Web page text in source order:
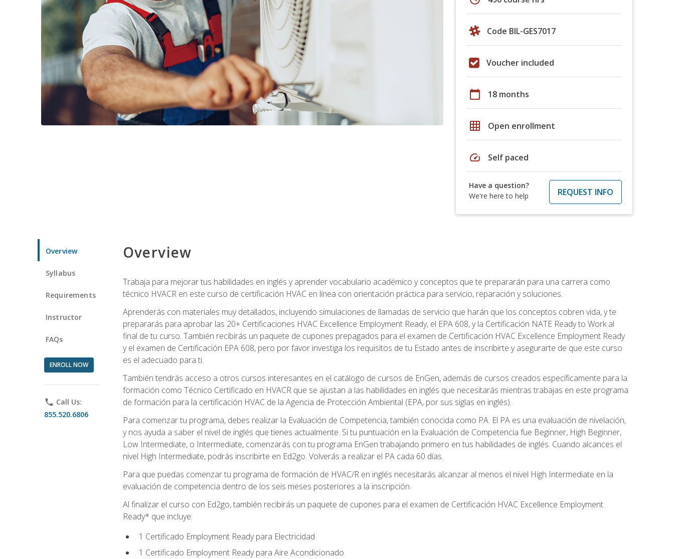
Code BIL-GES7017
Voucher included
calendar_today 18 months
grid_on Open enrollment
speed Self paced
Have a question?
We're here to help
REQUEST INFO
Overview
Syllabus
Requirements
Instructor
FAQs
ENROLL NOW
phone Call Us:
855.520.6806
Overview
Trabaja para mejorar tus habilidades en inglés y aprender vocabulario académico y conceptos que te prepararán para una carrera como
técnico HVACR en este curso de certificación HVAC en línea con orientación práctica para servicio, reparación y soluciones.
Aprenderás con materiales muy detallados, incluyendo simulaciones de llamadas de servicio que harán que los conceptos cobren vida, y te
prepararás para aprobar las 20+ Certificaciones HVAC Excellence Employment Ready, el EPA 608, y la Certificación NATE Ready to Work al
final de tu curso. También recibirás un paquete de cupones prepagados para el examen de Certificación HVAC Excellence Employment Ready
y el examen de Certificación EPA 608, pero por favor investiga los requisitos de tu Estado antes de inscribirte y asegurarte de que este curso
es el adecuado para ti.
También tendrás acceso a otros cursos interesantes en el catálogo de cursos de EnGen, además de cursos creados específicamente para la
formación como Técnico Certificado en HVACR que se ajustan a las habilidades en inglés que necesitarás mientras trabajas en este programa
de formación para la certificación HVAC de la Agencia de Protección Ambiental (EPA, por sus siglas en inglés).
Para comenzar tu programa, debes realizar la Evaluación de Competencia, también conocida como PA. El PA es una evaluación de nivelación,
y nos ayuda a saber el nivel de inglés que tienes actualmente. Si tu puntuación en la Evaluación de Competencia fue Beginner, High Beginner,
Low Intermediate, o Intermediate, comenzarás con tu programa EnGen trabajando primero en tus habilidades de inglés. Cuando alcances el
nivel High Intermediate, podrás inscribirte en Ed2go. Volverás a realizar el PA cada 60 días.
Para que puedas comenzar tu programa de formación de HVAC/R en inglés necesitarás alcanzar al menos el nivel High Intermediate en la
evaluación de competencia dentro de los seis meses posteriores a la inscripción.
Al finalizar el curso con Ed2go, también recibirás un paquete de cupones para el examen de Certificación HVAC Excellence Employment
Ready* que incluye:
1 Certificado Employment Ready para Electricidad
1 Certificado Employment Ready para Aire Acondicionado